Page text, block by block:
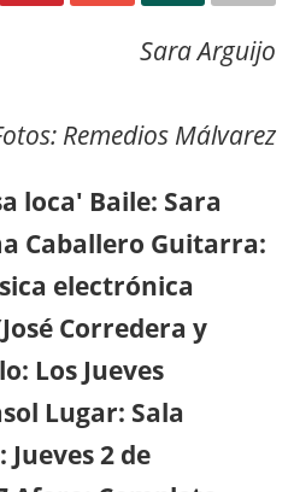
Sara Arguijo
Remedios Málvarez
loca' Baile: Sara
Caballero Guitarra:
electrónica
Corredera y
Los Jueves
Lugar: Sala
2 de